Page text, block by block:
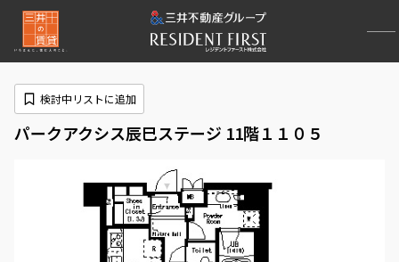
パークアクシス辰巳ステージ 11階１１０５
検討中リストに追加